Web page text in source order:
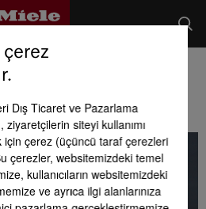
Dış Ticaret ve Pazarlama
siteyi kullanımı
için çerez (üçüncü taraf çerezleri
çerezler, websitemizdeki temel
kullanıcıların websitemizdeki
ve ayrıca ilgi alanlarınıza